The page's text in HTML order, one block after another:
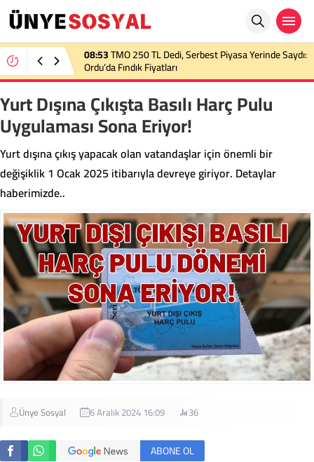
08:53TMO 250 TL Dedi, Serbest Piyasa Yerinde Saydı:
Ordu’da Fındık Fiyatları
Yurt Dışına Çıkışta Basılı Harç Pulu
Uygulaması Sona Eriyor!
Yurt dışına çıkış yapacak olan vatandaşlar için önemli bir
değişiklik 1 Ocak 2025 itibarıyla devreye giriyor. Detaylar
haberimizde..
Ünye Sosyal 6 Aralık 2024 16:09 36
ABONE OL